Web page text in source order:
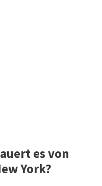
es von
York?